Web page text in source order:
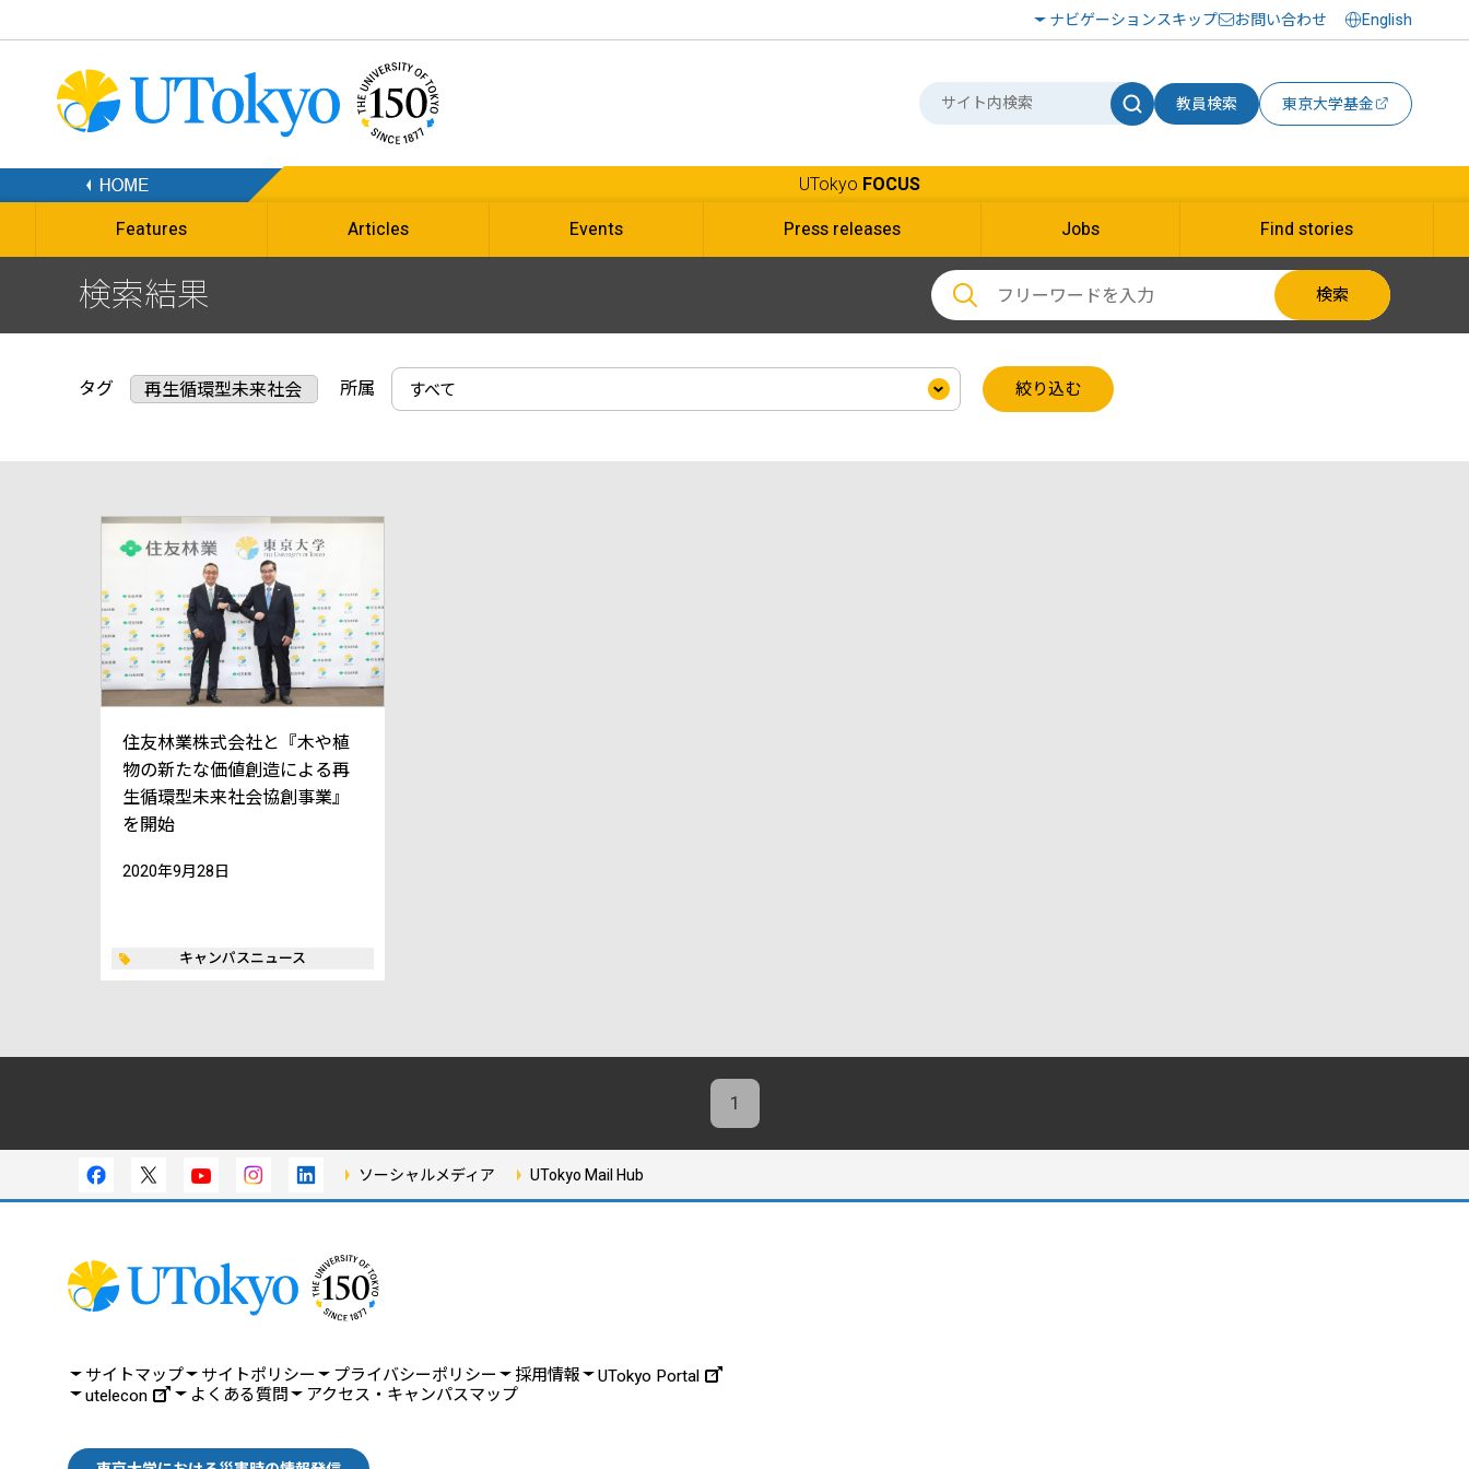
ナビゲーションスキップ お問い合わせ English
教員検索 東京大学基金
UTokyo FOCUS
Features Articles Events Press releases Jobs Find stories
検索結果 検索
タグ 再生循環型未来社会 所属 絞り込む
住友林業株式会社と『木や植
物の新たな価値創造による再
生循環型未来社会協創事業』
を開始
2020年9月28日
キャンパスニュース
1
ソーシャルメディア UTokyo Mail Hub
サイトマップ サイトポリシー プライバシーポリシー 採用情報
UTokyo Portal
utelecon
よくある質問 アクセス・キャンパスマップ